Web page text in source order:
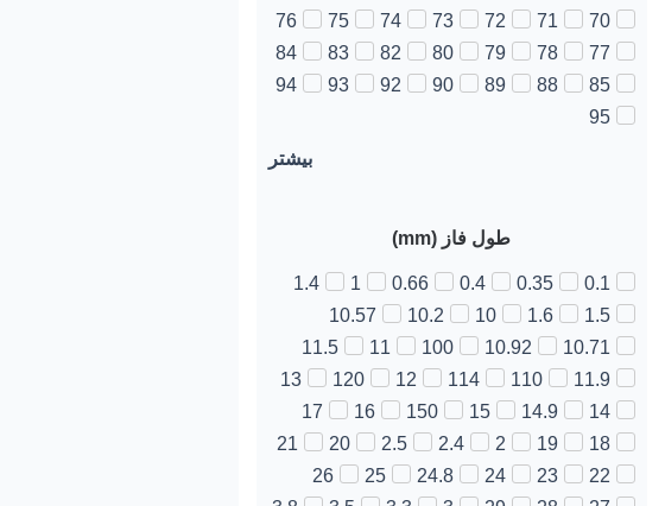
70
71
72
73
74
75
76
77
78
79
80
82
83
84
85
88
89
90
92
93
94
95
بیشتر
طول فاز (mm)
0.1
0.35
0.4
0.66
1
1.4
1.5
1.6
10
10.2
10.57
10.71
10.92
100
11
11.5
11.9
110
114
12
120
13
14
14.9
15
150
16
17
18
19
2
2.4
2.5
20
21
22
23
24
24.8
25
26